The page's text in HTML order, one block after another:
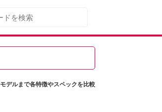
デルまで各特徴やスペックを比較